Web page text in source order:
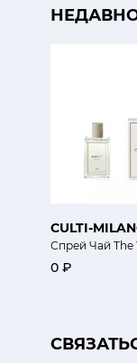
CULTI-
Спрей Чай The
0 ₽